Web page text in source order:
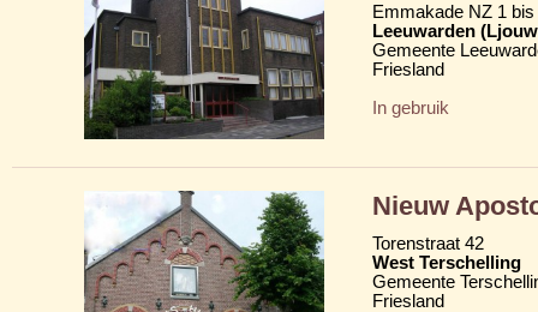
Emmakade NZ 1 bis
Leeuwarden
Gemeente
Friesland
In gebruik
Nieuw
Torenstraat 42
West Terschelling
Gemeente
Friesland